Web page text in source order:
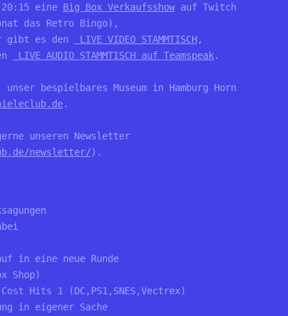
eine Big Box Verkaufsshow auf Twitch
das Retro Bingo),
gibt es den
LIVE VIDEO STAMMTISCH,
LIVE AUDIO STAMMTISCH auf Teamspeak.
bespielbares Museum in Hamburg Horn
.
unseren Newsletter
newsletter/).
in eine neue Runde
Shop)
Hits 1 (DC,PS1,SNES,Vectrex)
in eigener Sache